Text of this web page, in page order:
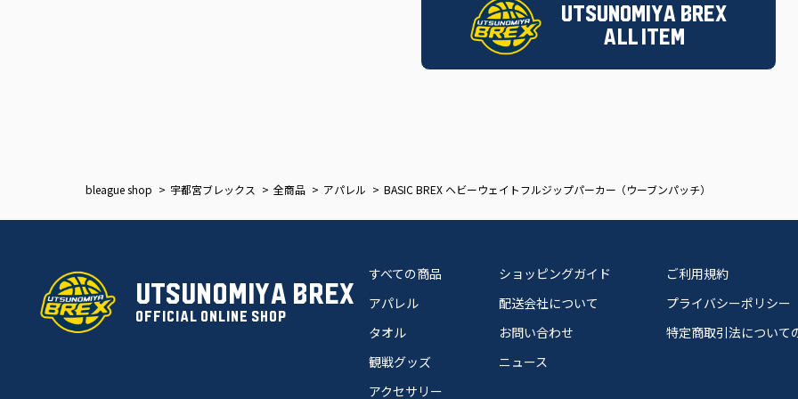
UTSUNOMIYA BREX
ALL ITEM
bleague shop 宇都宮ブレックス 全商品 アパレル BASIC BREX ヘビーウェイトフルジップパーカー（ウーブンパッチ）
UTSUNOMIYA BREX
OFFICIAL ONLINE SHOP
すべての商品
アパレル
タオル
観戦グッズ
アクセサリー
ショッピングガイド
配送会社について
お問い合わせ
ニュース
ご利用規約
プライバシーポリシー
特定商取引法について